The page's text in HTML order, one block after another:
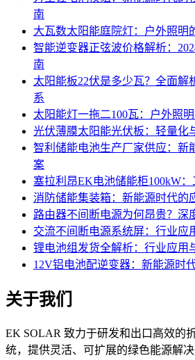
南
大瓦数太阳能庭院灯：户外照明
智能逆变器正弦波价格解析：
南
太阳能板22伏是多少瓦？全面解
系
太阳能灯一拖二100瓦：户外照
光伏薄膜太阳能光伏板：轻量化
智利储能电池生产厂家供应：新
案
塞拉利昂EK电池储能柜100kW
消防储能集装箱：新能源时代的
路由器不间断电源为何昂贵？深
交流不间断电源系统屏：行业应
锂电池组发货全解析：行业应用
12V铝电池配逆变器：新能源时
关于我们
EK SOLAR 致力于研发和出口高效的
统，提供灵活、可扩展的绿色能源解